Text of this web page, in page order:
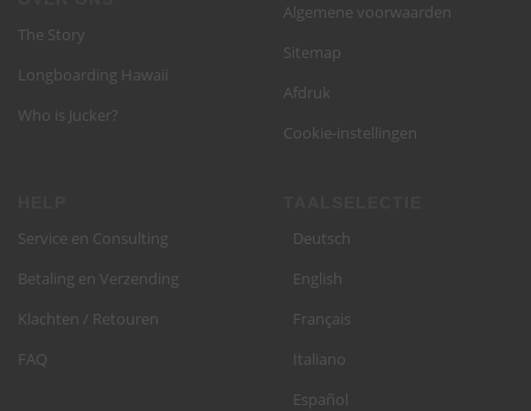
The Story
Longboarding Hawaii
Who is Jucker?
Algemene voorwaarden
Sitemap
Afdruk
Cookie-instellingen
Service en Consulting
Betaling en Verzending
Klachten / Retouren
FAQ
Deutsch
English
Français
Italiano
Español